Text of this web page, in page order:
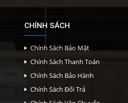
CHÍNH SÁCH
Chính Sách Bảo Mật
Chính Sách Thanh Toán
Chính Sách Bảo Hành
Chính Sách Đổi Trả